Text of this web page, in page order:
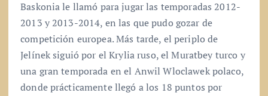
Baskonia le llamó para jugar las temporadas 2012-
2013 y 2013-2014, en las que pudo gozar de
competición europea. Más tarde, el periplo de
Jelínek siguió por el Krylia ruso, el Muratbey turco y
una gran temporada en el Anwil Wloclawek polaco,
donde prácticamente llegó a los 18 puntos por